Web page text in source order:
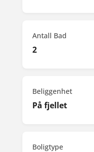
Antall Bad
2
Beliggenhet
På fjellet
Boligtype